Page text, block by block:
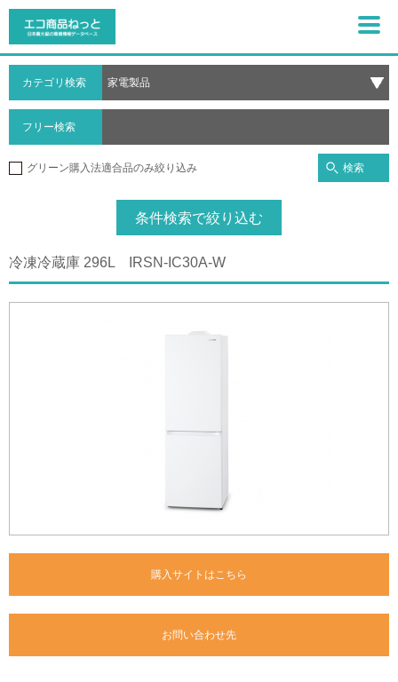
カテゴリ検索
フリー検索
グリーン購入法適合品のみ絞り込み 検索
条件検索で絞り込む
冷凍冷蔵庫 296L IRSN-IC30A-W
購入サイトはこちら
お問い合わせ先